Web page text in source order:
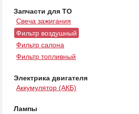
Запчасти для ТО
Свеча зажигания
Фильтр воздушный
Фильтр салона
Фильтр топливный
Электрика двигателя
Аккумулятор (АКБ)
Лампы